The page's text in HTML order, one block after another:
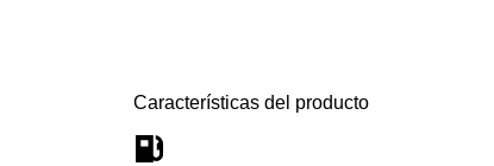
Características del producto